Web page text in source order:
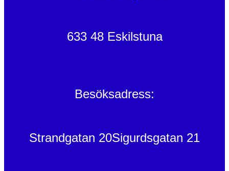
633 48 Eskilstuna
Besöksadress:
Strandgatan 20Sigurdsgatan 21